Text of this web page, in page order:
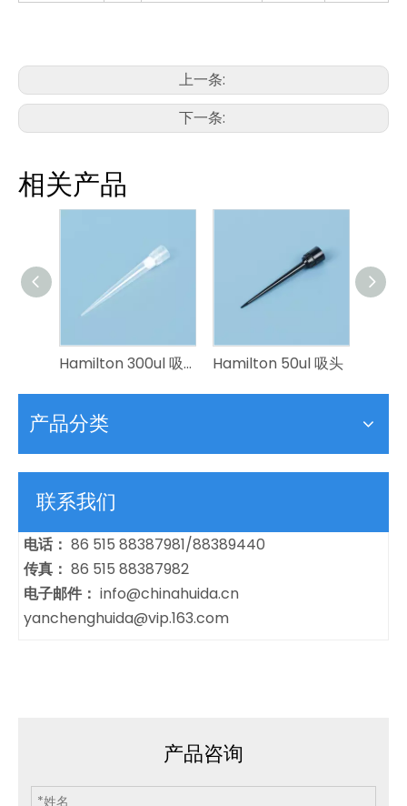
上一条:
下一条:
相关产品
Hamilton 300ul 吸头 Hamilton 50ul 吸头
产品分类
联系我们
电话： 86 515 88387981/88389440
传真： 86 515 88387982
电子邮件： info@chinahuida.cn
yanchenghuida@vip.163.com
产品咨询